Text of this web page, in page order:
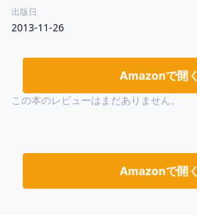
出版日
2013-11-26
Amazonで開く
この本のレビューはまだありません。
Amazonで開く